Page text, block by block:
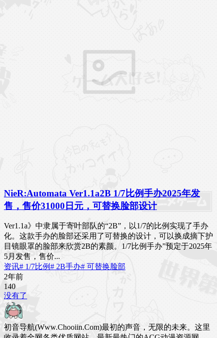
NieR:Automata Ver1.1a2B 1/7比例手办2025年发
售，售价31000日元，可替换脸部设计
Ver1.1a》中隶属于寄叶部队的“2B”，以1/7的比例实现了手办
化。这款手办的脸部还采用了可替换的设计，可以换成摘下护
目镜眼罩的脸部来欣赏2B的素颜。1/7比例手办”预定于2025年
5月发售，售价...
资讯# 1/7比例# 2B手办# 可替换脸部
2年前
140
没有了
初音导航(Www.Chooiin.Com)最初的声音，无限的未来。这里